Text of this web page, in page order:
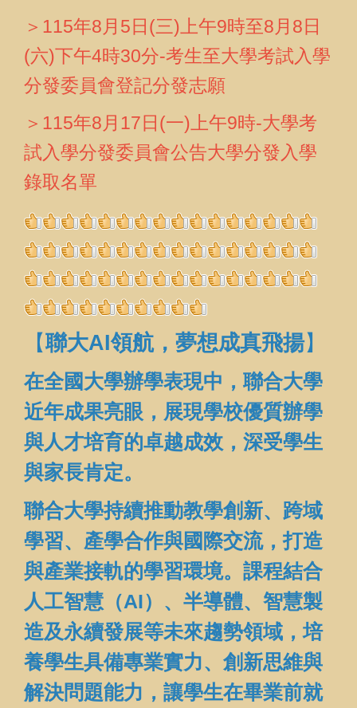
＞115年8月5日(三)上午9時至8月8日
(六)下午4時30分-考生至大學考試入學
分發委員會登記分發志願
＞115年8月17日(一)上午9時-大學考
試入學分發委員會公告大學分發入學
錄取名單
【聯大AI領航，夢想成真飛揚】
在全國大學辦學表現中，聯合大學
近年成果亮眼，展現學校優質辦學
與人才培育的卓越成效 ，深受學生
與家長肯定。
聯合大學持續推動教學創新、跨域
學習、產學合作與國際交流，打造
與產業接軌的學習環境。課程結合
人工智慧（AI）、半導體、智慧製
造及永續發展等未來趨勢領域，培
養學生具備專業實力、創新思維與
解決問題能力，讓學生在畢業前就